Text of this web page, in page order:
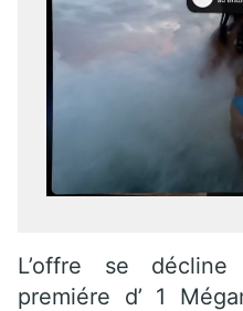
L’offre se
premiére d’ 1